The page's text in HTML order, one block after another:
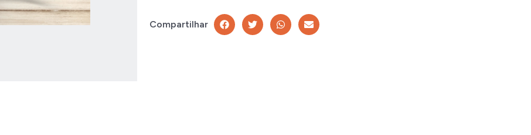
Compartilhar